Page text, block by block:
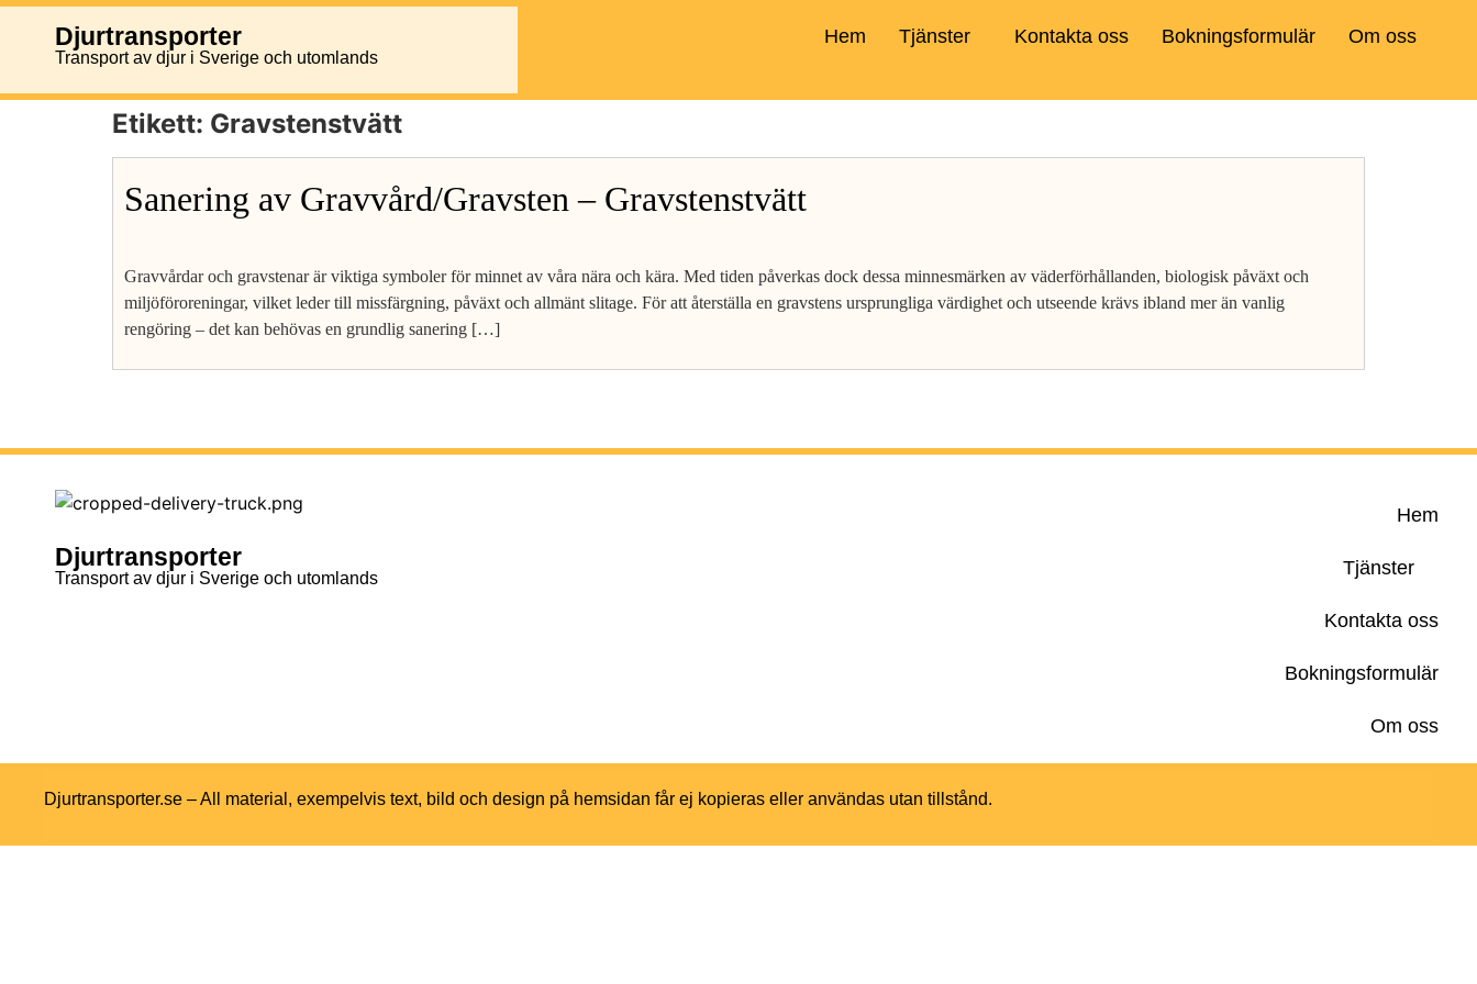
Djurtransporter
Transport av djur i Sverige och utomlands
Hem Tjänster Kontakta oss Bokningsformulär Om oss
Etikett: Gravstenstvätt
Sanering av Gravvård/Gravsten – Gravstenstvätt
Gravvårdar och gravstenar är viktiga symboler för minnet av våra nära och kära. Med tiden påverkas dock dessa minnesmärken av väderförhållanden, biologisk påväxt och
miljöföroreningar, vilket leder till missfärgning, påväxt och allmänt slitage. För att återställa en gravstens ursprungliga värdighet och utseende krävs ibland mer än vanlig
rengöring – det kan behövas en grundlig sanering […]
Djurtransporter
Transport av djur i Sverige och utomlands
Hem
Tjänster
Kontakta oss
Bokningsformulär
Om oss
Djurtransporter.se – All material, exempelvis text, bild och design på hemsidan får ej kopieras eller användas utan tillstånd.